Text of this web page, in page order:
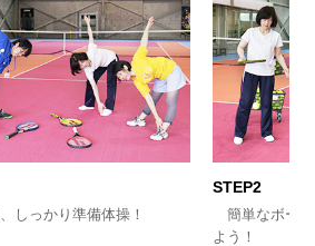
しっかり準備体操！
STEP2
簡単なボール
よう！